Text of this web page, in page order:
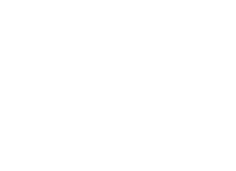
DOCUMENTO DI